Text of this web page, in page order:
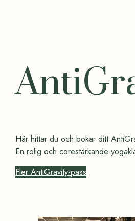
Här hittar du och bokar ditt
En rolig och corestärkande
Fler AntiGravity-pass